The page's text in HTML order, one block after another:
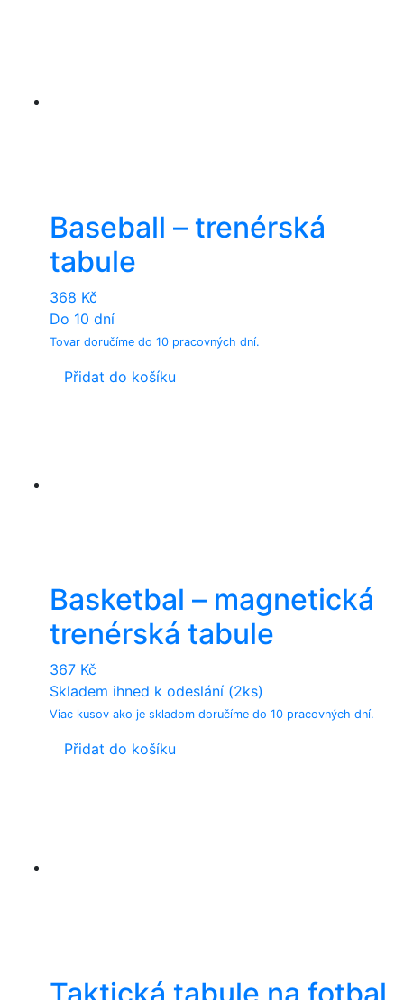
Baseball – trenérská
tabule
368 Kč
Do 10 dní
Tovar doručíme do 10 pracovných dní.
Přidat do košíku
Basketbal – magnetická
trenérská tabule
367 Kč
Skladem ihned k odeslání (2ks)
Viac kusov ako je skladom doručíme do 10 pracovných dní.
Přidat do košíku